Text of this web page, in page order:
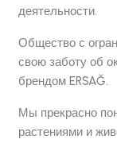
деятельности.
Общество с
свою заботу об
брендом ERSAĞ.
Мы прекрасно
растениями и